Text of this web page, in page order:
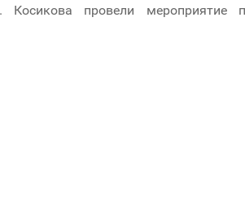
Косикова провели мероприятие